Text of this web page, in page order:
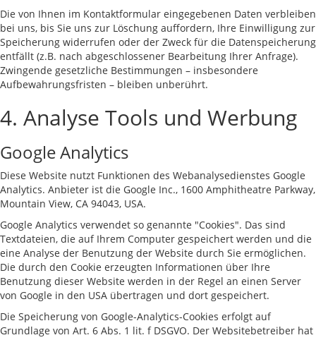
Die von Ihnen im Kontaktformular eingegebenen Daten verbleiben
bei uns, bis Sie uns zur Löschung auffordern, Ihre Einwilligung zur
Speicherung widerrufen oder der Zweck für die Datenspeicherung
entfällt (z.B. nach abgeschlossener Bearbeitung Ihrer Anfrage).
Zwingende gesetzliche Bestimmungen – insbesondere
Aufbewahrungsfristen – bleiben unberührt.
4. Analyse Tools und Werbung
Google Analytics
Diese Website nutzt Funktionen des Webanalysedienstes Google
Analytics. Anbieter ist die Google Inc., 1600 Amphitheatre Parkway,
Mountain View, CA 94043, USA.
Google Analytics verwendet so genannte "Cookies". Das sind
Textdateien, die auf Ihrem Computer gespeichert werden und die
eine Analyse der Benutzung der Website durch Sie ermöglichen.
Die durch den Cookie erzeugten Informationen über Ihre
Benutzung dieser Website werden in der Regel an einen Server
von Google in den USA übertragen und dort gespeichert.
Die Speicherung von Google-Analytics-Cookies erfolgt auf
Grundlage von Art. 6 Abs. 1 lit. f DSGVO. Der Websitebetreiber hat